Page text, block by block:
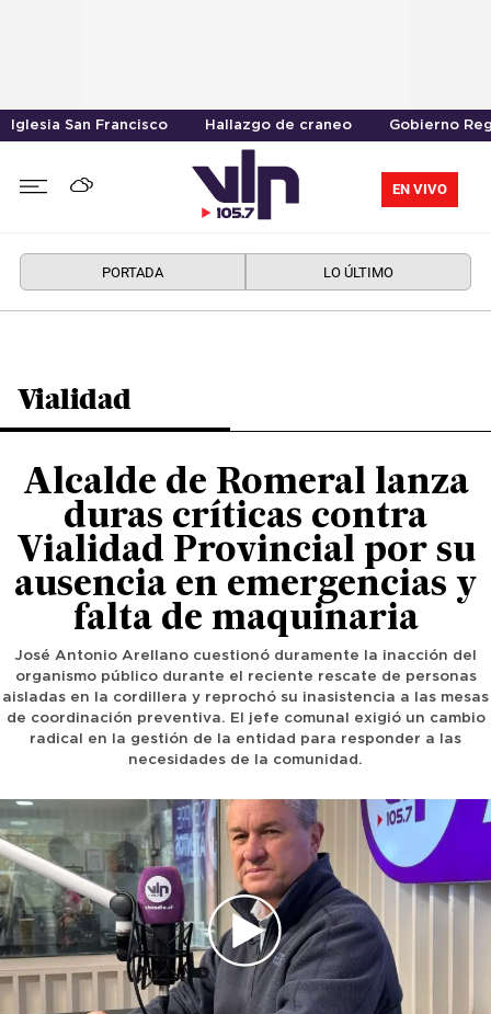
Iglesia San Francisco Hallazgo de craneo Gobierno
EN VIVO
PORTADA LO ÚLTIMO
Vialidad
Alcalde de Romeral lanza
duras críticas contra
Vialidad Provincial por su
ausencia en emergencias y
falta de maquinaria
José Antonio Arellano cuestionó duramente la inacción del
organismo público durante el reciente rescate de personas
aisladas en la cordillera y reprochó su inasistencia a las mesas
de coordinación preventiva. El jefe comunal exigió un cambio
radical en la gestión de la entidad para responder a las
necesidades de la comunidad.